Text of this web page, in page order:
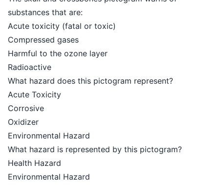
substances that are:
Acute toxicity (fatal or toxic)
Compressed gases
Harmful to the ozone layer
Radioactive
What hazard does this pictogram represent?
Acute Toxicity
Corrosive
Oxidizer
Environmental Hazard
What hazard is represented by this pictogram?
Health Hazard
Environmental Hazard